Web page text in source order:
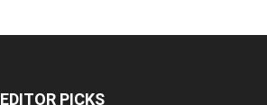
EDITOR PICKS